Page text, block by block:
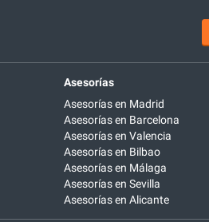
Asesorías
Asesorías en Madrid
Asesorías en Barcelona
Asesorías en Valencia
Asesorías en Bilbao
Asesorías en Málaga
Asesorías en Sevilla
Asesorías en Alicante